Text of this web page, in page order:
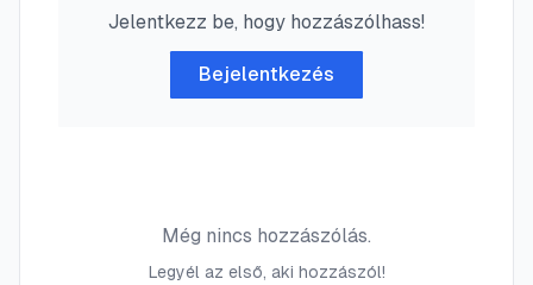
Jelentkezz be, hogy hozzászólhass!
Bejelentkezés
Még nincs hozzászólás.
Legyél az első, aki hozzászól!